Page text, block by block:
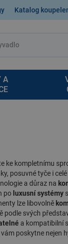
Katalog
A
ke kompletnímu
posuvné tyče i
a důraz na
po luxusní systémy
lze libovolně
podle svých
a kompatibilní
poskytne nejen